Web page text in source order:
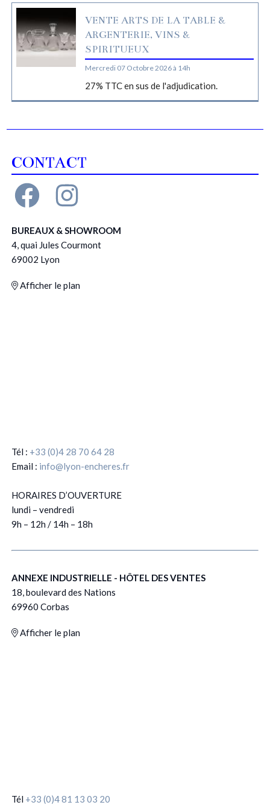
VENTE ARTS DE LA TABLE &
ARGENTERIE, VINS &
SPIRITUEUX
Mercredi 07 Octobre 2026 à 14h
27% TTC en sus de l'adjudication.
CONTACT
BUREAUX & SHOWROOM
4, quai Jules Courmont
69002 Lyon
Afficher le plan
Tél : +33 (0)4 28 70 64 28
Email : info@lyon-encheres.fr
HORAIRES D’OUVERTURE
lundi – vendredi
9h – 12h / 14h – 18h
ANNEXE INDUSTRIELLE - HÔTEL DES VENTES
18, boulevard des Nations
69960 Corbas
Afficher le plan
Tél +33 (0)4 81 13 03 20